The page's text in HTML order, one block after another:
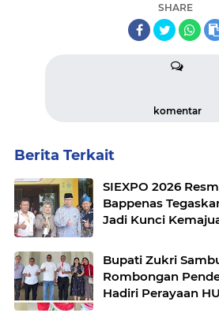
SHARE
komentar
Berita Terkait
SIEXPO 2026
Bappenas
Jadi Kunci
Bupati Zukri
Rombongan
Hadiri Perayaan